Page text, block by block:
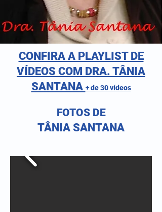
CONFIRA A PLAYLIST DE
VÍDEOS COM DRA. TÂNIA
SANTANA + de 30 vídeos
FOTOS DE
TÂNIA SANTANA